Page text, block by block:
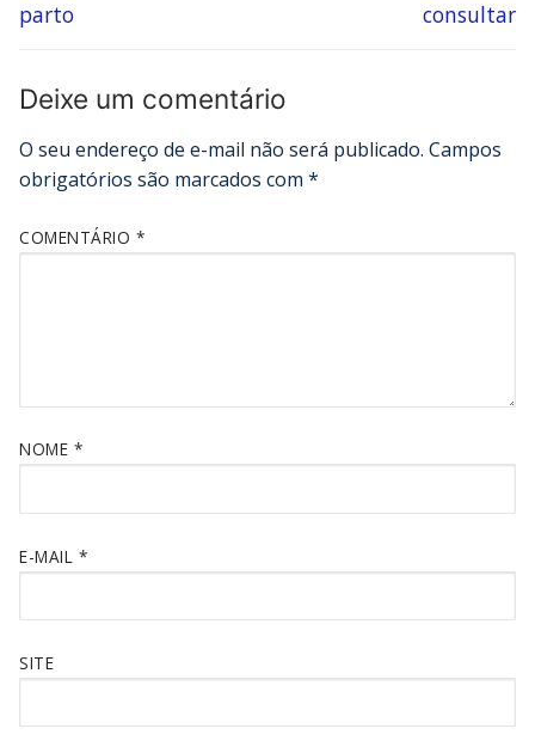
parto
consultar
Deixe um comentário
O seu endereço de e-mail não será publicado. Campos
obrigatórios são marcados com *
COMENTÁRIO *
NOME *
E-MAIL *
SITE